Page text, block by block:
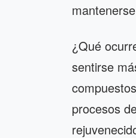
¿Qué
sentirse
procesos